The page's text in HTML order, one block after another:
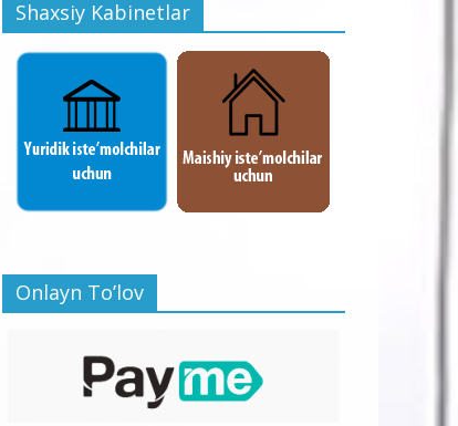
Shaxsiy Kabinetlar
Onlayn To’lov